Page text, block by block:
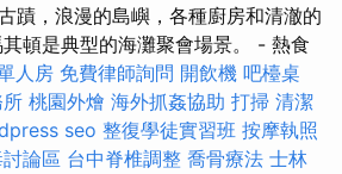
蹟，浪漫的島嶼，各種廚房和清澈的
頓是典型的海灘聚會場景。 - 熱食
人房 免費律師詢問 開飲機 吧檯桌
桃園外燴 海外抓姦協助 打掃 清潔
seo 整復學徒實習班 按摩執照
論區 台中脊椎調整 喬骨療法 士林